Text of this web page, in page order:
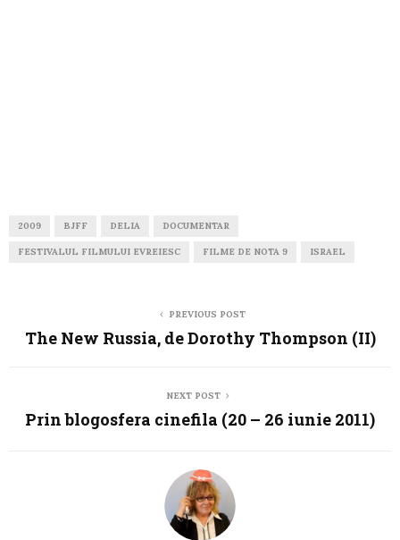
2009 BJFF DELIA DOCUMENTAR
FESTIVALUL FILMULUI EVREIESC FILME DE NOTA 9 ISRAEL
PREVIOUS POST
The New Russia, de Dorothy Thompson (II)
NEXT POST
Prin blogosfera cinefila (20 – 26 iunie 2011)